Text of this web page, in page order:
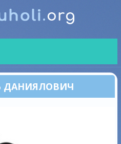
ДАНИЯЛОВИЧ